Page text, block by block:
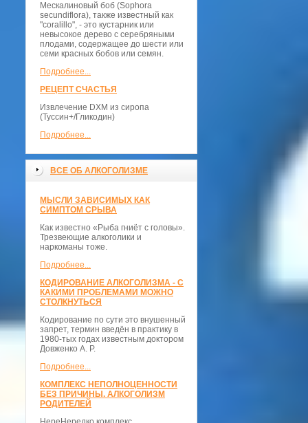
Мескалиновый боб (Sophora
secundiflora), также известный как
"coralillo", - это кустарник или
невысокое дерево с серебряными
плодами, содержащее до шести или
семи красных бобов или семян.
Подробнее...
РЕЦЕПТ СЧАСТЬЯ
Извлечение DXM из сиропа
(Туссин+/Гликодин)
Подробнее...
ВСЕ ОБ АЛКОГОЛИЗМЕ
МЫСЛИ ЗАВИСИМЫХ КАК
СИМПТОМ СРЫВА
Как известно «Рыба гниёт с головы».
Трезвеющие алкоголики и
наркоманы тоже.
Подробнее...
КОДИРОВАНИЕ АЛКОГОЛИЗМА - С
КАКИМИ ПРОБЛЕМАМИ МОЖНО
СТОЛКНУТЬСЯ
Кодирование по сути это внушенный
запрет, термин введён в практику в
1980-тых годах известным доктором
Довженко А. Р.
Подробнее...
КОМПЛЕКС НЕПОЛНОЦЕННОСТИ
БЕЗ ПРИЧИНЫ. АЛКОГОЛИЗМ
РОДИТЕЛЕЙ